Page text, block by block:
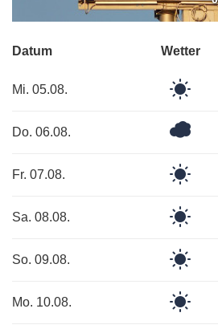
Datum Wetter
Mi. 05.08.
Do. 06.08.
Fr. 07.08.
Sa. 08.08.
So. 09.08.
Mo. 10.08.